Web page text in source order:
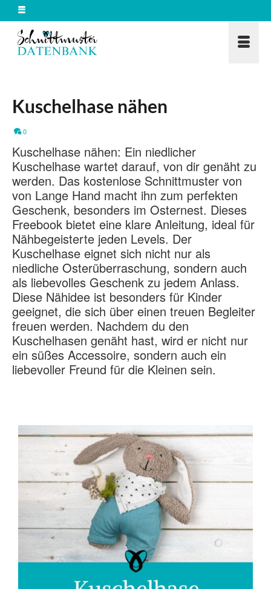
Kuschelhase nähen
0
Kuschelhase nähen: Ein niedlicher
Kuschelhase wartet darauf, von dir genäht zu
werden. Das kostenlose Schnittmuster von
von Lange Hand macht ihn zum perfekten
Geschenk, besonders im Osternest. Dieses
Freebook bietet eine klare Anleitung, ideal für
Nähbegeisterte jeden Levels. Der
Kuschelhase eignet sich nicht nur als
niedliche Osterüberraschung, sondern auch
als liebevolles Geschenk zu jedem Anlass.
Diese Nähidee ist besonders für Kinder
geeignet, die sich über einen treuen Begleiter
freuen werden. Nachdem du den
Kuschelhasen genäht hast, wird er nicht nur
ein süßes Accessoire, sondern auch ein
liebevoller Freund für die Kleinen sein.